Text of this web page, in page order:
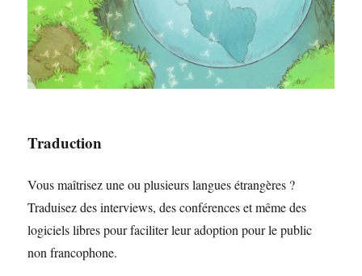
Traduction
Vous maîtrisez une ou plusieurs langues étrangères ?
Traduisez des interviews, des conférences et même des
logiciels libres pour faciliter leur adoption pour le public
non francophone.